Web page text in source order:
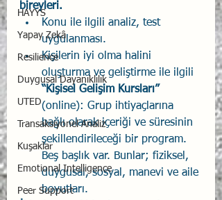
HAYYS
Yapay Zekâ
Resilience
Duygusal Dayanıklılık
UTED
Transaksiyonel Analiz
Kuşaklar
Emotional Intelligence
Peer Support
bireyleri.
Konu ile ilgili analiz, test
uygulanması.
Kişilerin iyi olma halini
oluşturma ve geliştirme ile ilgili
“Kişisel Gelişim Kursları”
(online): Grup ihtiyaçlarına
bağlı olarak içeriği ve süresinin
şekillendirileceği bir program.
Beş başlık var. Bunlar; fiziksel,
duygusal, sosyal, manevi ve aile
boyutları.